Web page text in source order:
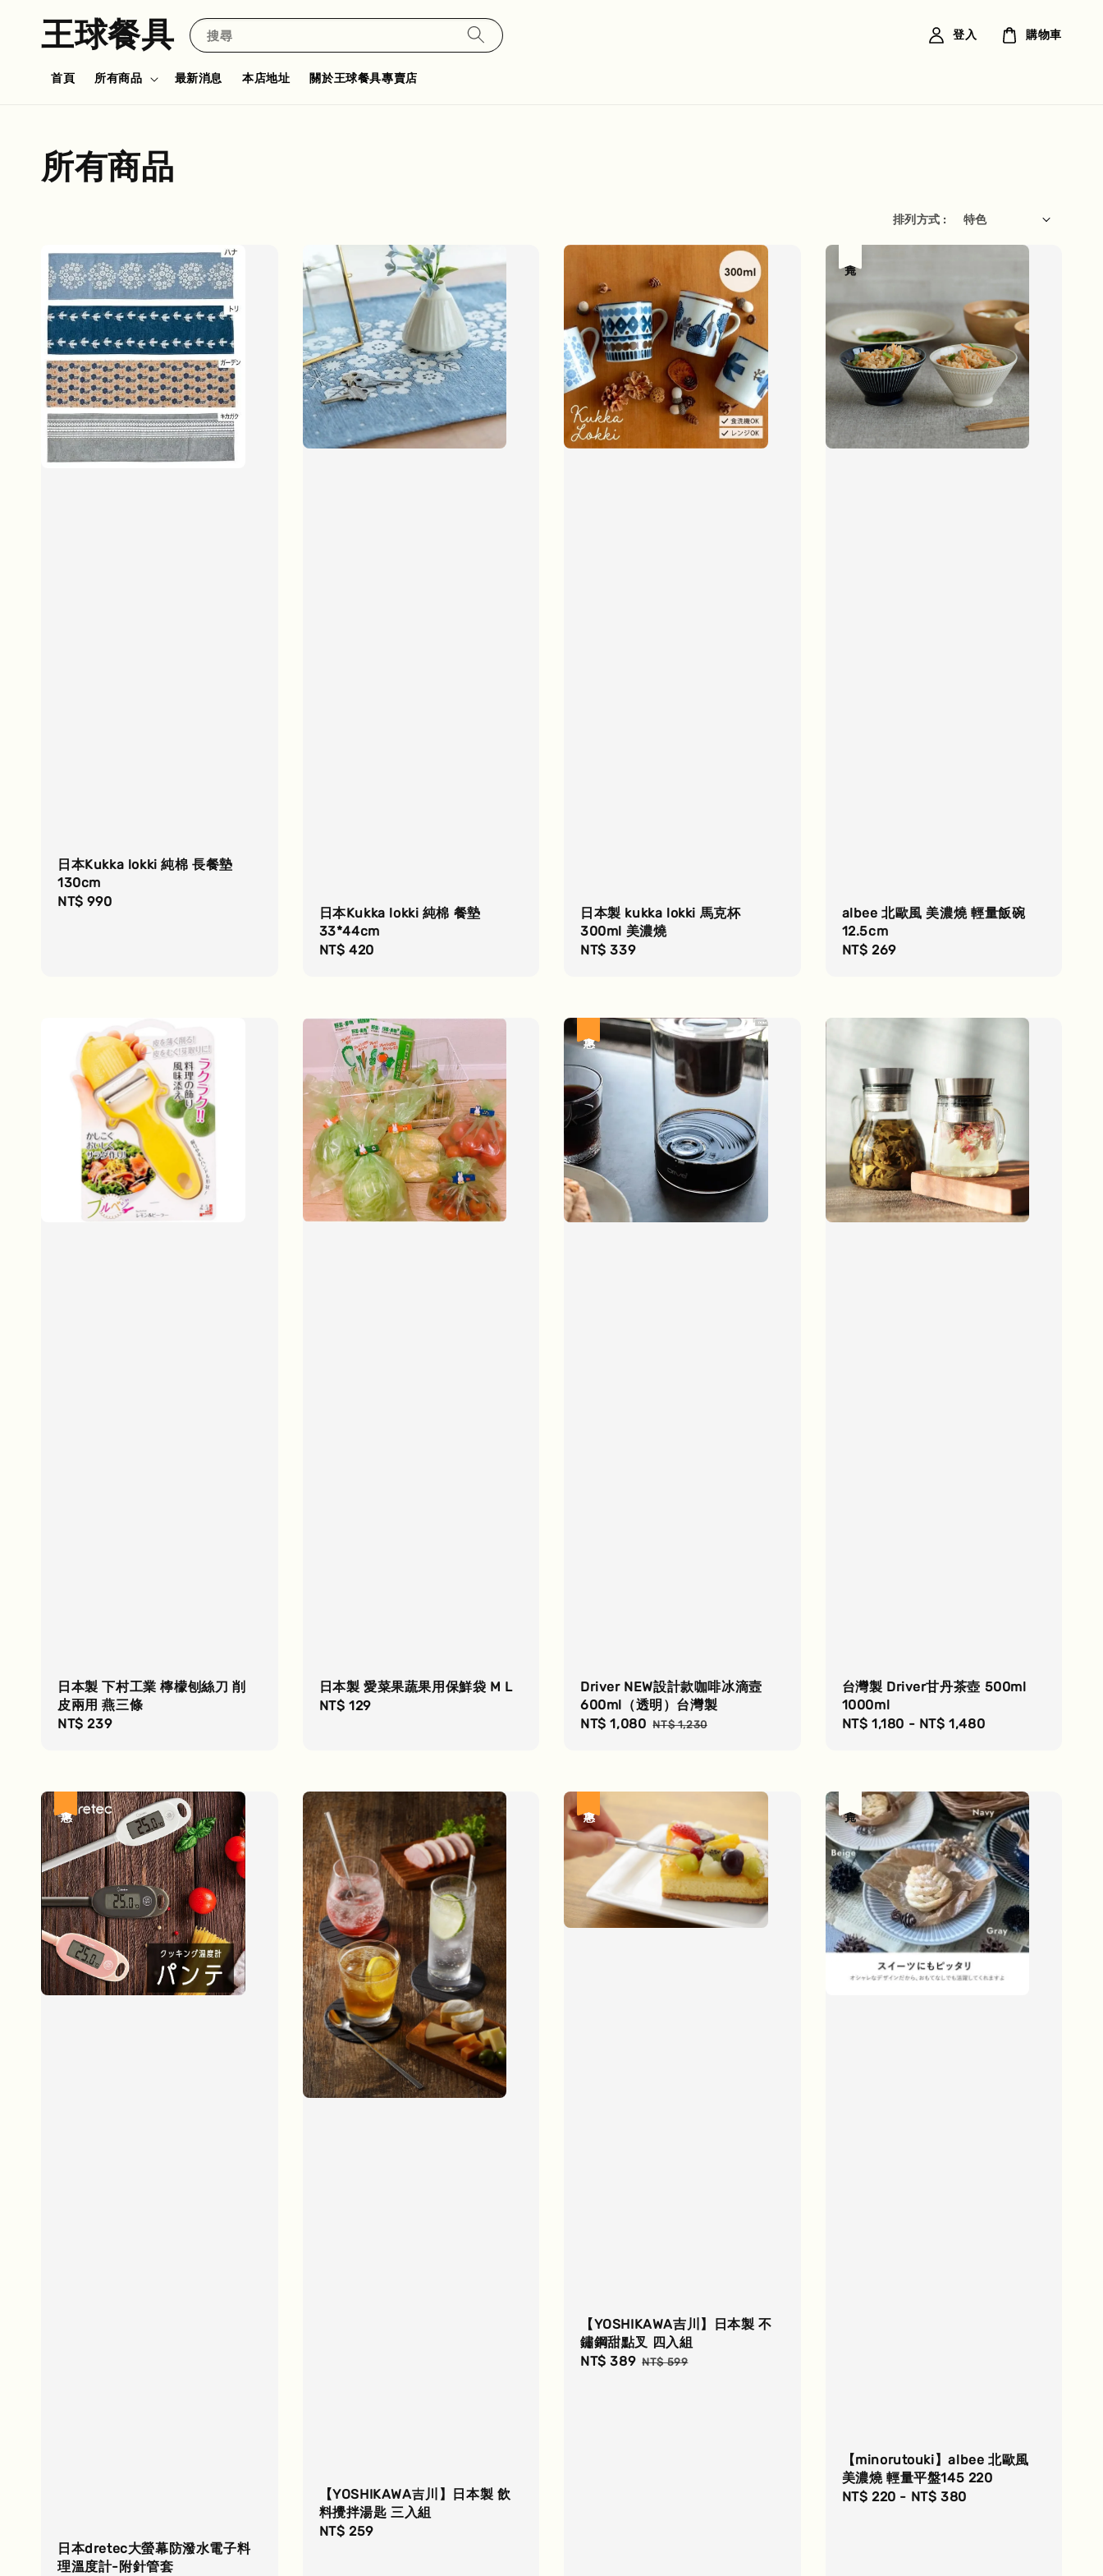
王球餐具 搜尋
首頁 所有商品 最新消息 本店地址 關於王球餐具專賣店
登入 購物車
所有商品
排列方式 :
日本Kukka lokki 純棉 長餐墊
130cm
Regular
NT$ 990
日本Kukka lokki 純棉 餐墊
33*44cm
Regular
NT$ 420
日本製 kukka lokki 馬克杯
300ml 美濃燒
Regular
NT$ 339
albee 北歐風 美濃燒 輕量飯碗
12.5cm
Regular
NT$ 269
日本製 下村工業 檸檬刨絲刀 削
皮兩用 燕三條
Regular
NT$ 239
日本製 愛菜果蔬果用保鮮袋 M L
Regular
NT$ 129
Driver NEW設計款咖啡冰滴壼
600ml（透明）台灣製
Sale
NT$ 1,080 Regular
NT$ 1,230
台灣製 Driver甘丹茶壺 500ml
1000ml
Regular
NT$ 1,180 - NT$ 1,480
日本dretec大螢幕防潑水電子料
理溫度計-附針管套
【YOSHIKAWA吉川】日本製 飲
料攪拌湯匙 三入組
Regular
NT$ 259
【YOSHIKAWA吉川】日本製 不
鏽鋼甜點叉 四入組
Sale
NT$ 389 Regular
NT$ 599
【minorutouki】albee 北歐風
美濃燒 輕量平盤145 220
Regular
NT$ 220 - NT$ 380